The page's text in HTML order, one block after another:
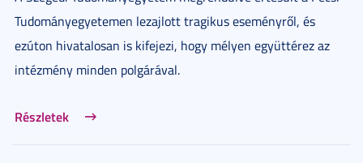
Tudományegyetemen lezajlott tragikus eseményről, és
ezúton hivatalosan is kifejezi, hogy mélyen együttérez az
intézmény minden polgárával.
Részletek